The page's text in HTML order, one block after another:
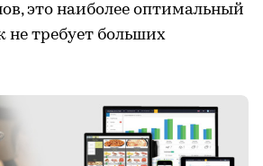
это наиболее оптимальный
не требует больших